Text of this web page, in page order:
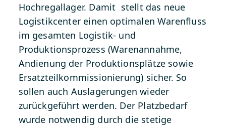
Hochregallager. Damit stellt das neue
Logistikcenter einen optimalen Warenfluss
im gesamten Logistik- und
Produktionsprozess (Warenannahme,
Andienung der Produktionsplätze sowie
Ersatzteilkommissionierung) sicher. So
sollen auch Auslagerungen wieder
zurückgeführt werden. Der Platzbedarf
wurde notwendig durch die stetige